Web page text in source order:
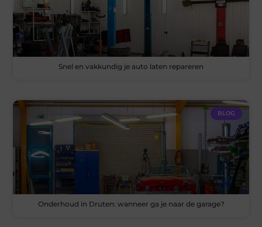
Snel en vakkundig je auto laten repareren
BLOG
Onderhoud in Druten: wanneer ga je naar de garage?